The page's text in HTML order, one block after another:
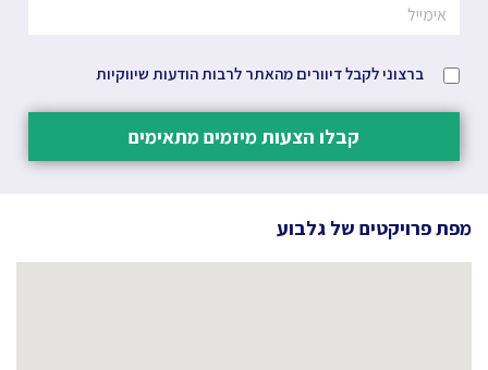
ברצוני לקבל דיוורים מהאתר לרבות הודעות שיווקיות
קבלו הצעות מיזמים מתאימים
מפת פרויקטים של גלבוע